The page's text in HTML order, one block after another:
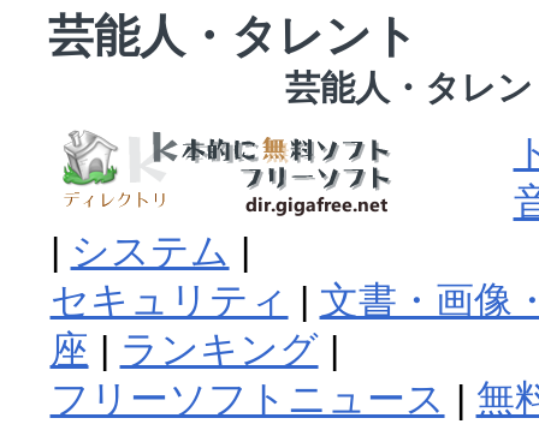
芸能人・タレント
芸能人・タレ
| システム |
セキュリティ | 文書・画像
座 | ランキング|
フリーソフトニュース | 無